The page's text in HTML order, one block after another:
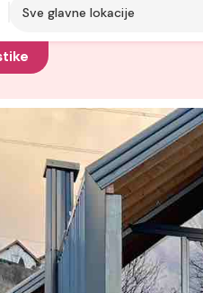
Sve glavne lokacije